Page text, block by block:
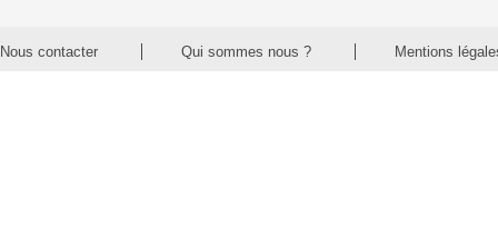
Nous contacter Qui sommes nous ? Mentions